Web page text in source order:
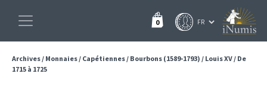
0
Archives/ Monnaies/ Capétiennes/ Bourbons (1589-1793) / Louis XV/ De
1715 à 1725